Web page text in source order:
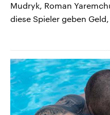
Mudryk, Roman
diese Spieler geben